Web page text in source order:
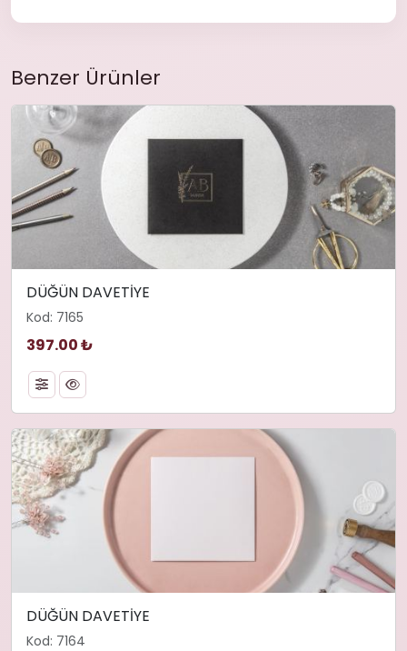
Benzer Ürünler
DÜĞÜN DAVETİYE
Kod: 7165
397.00 ₺
DÜĞÜN DAVETİYE
Kod: 7164